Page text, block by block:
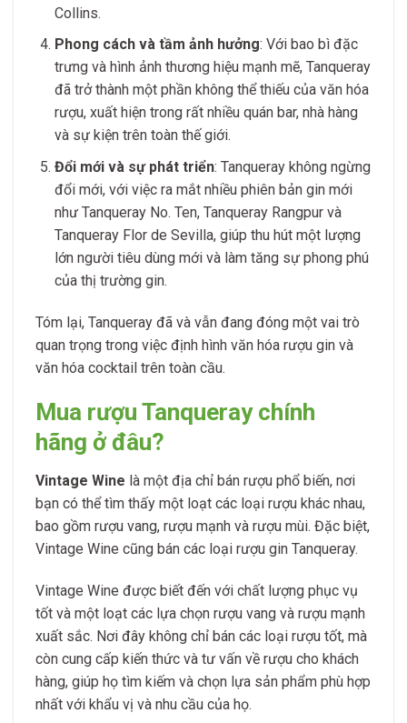
Collins.
Phong cách và tầm ảnh hưởng: Với bao bì đặc
trưng và hình ảnh thương hiệu mạnh mẽ, Tanqueray
đã trở thành một phần không thể thiếu của văn hóa
rượu, xuất hiện trong rất nhiều quán bar, nhà hàng
và sự kiện trên toàn thế giới.
Đổi mới và sự phát triển: Tanqueray không ngừng
đổi mới, với việc ra mắt nhiều phiên bản gin mới
như Tanqueray No. Ten, Tanqueray Rangpur và
Tanqueray Flor de Sevilla, giúp thu hút một lượng
lớn người tiêu dùng mới và làm tăng sự phong phú
của thị trường gin.
Tóm lại, Tanqueray đã và vẫn đang đóng một vai trò
quan trọng trong việc định hình văn hóa rượu gin và
văn hóa cocktail trên toàn cầu.
Mua rượu Tanqueray chính
hãng ở đâu?
Vintage Wine là một địa chỉ bán rượu phổ biến, nơi
bạn có thể tìm thấy một loạt các loại rượu khác nhau,
bao gồm rượu vang, rượu mạnh và rượu mùi. Đặc biệt,
Vintage Wine cũng bán các loại rượu gin Tanqueray.
Vintage Wine được biết đến với chất lượng phục vụ
tốt và một loạt các lựa chọn rượu vang và rượu mạnh
xuất sắc. Nơi đây không chỉ bán các loại rượu tốt, mà
còn cung cấp kiến thức và tư vấn về rượu cho khách
hàng, giúp họ tìm kiếm và chọn lựa sản phẩm phù hợp
nhất với khẩu vị và nhu cầu của họ.